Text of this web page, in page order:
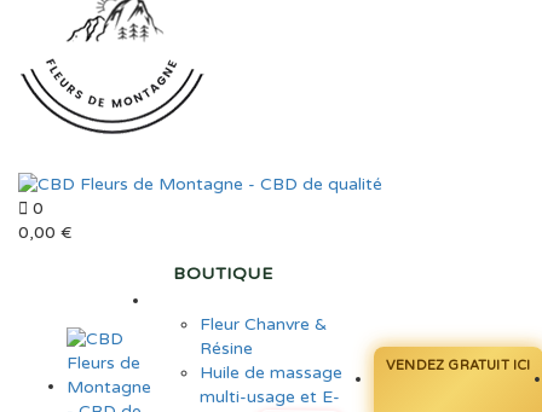
0
0,00 €
BOUTIQUE
Fleur Chanvre &
Résine
Huile de massage
multi-usage et E-
VENDEZ GRATUIT ICI